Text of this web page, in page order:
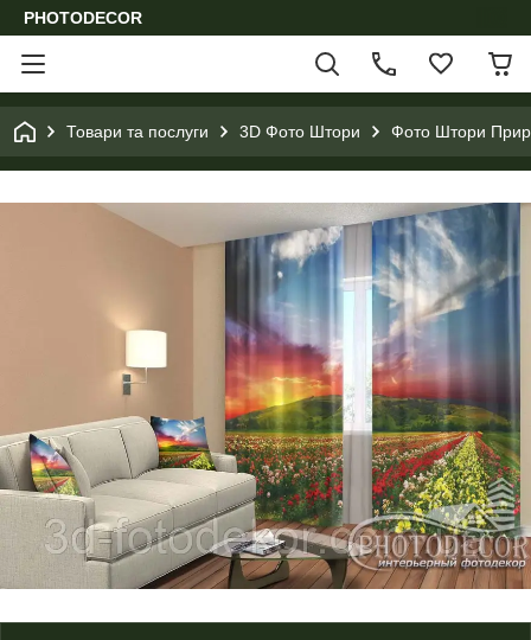
PHOTODECOR
Товари та послуги 3D Фото Штори Фото Штори